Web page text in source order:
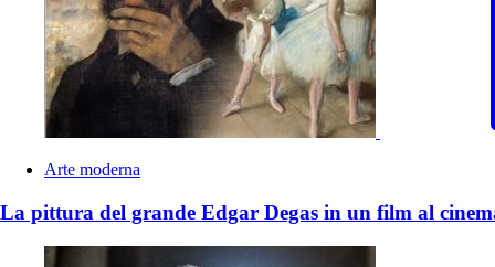
Arte moderna
La pittura del grande Edgar Degas in un film al